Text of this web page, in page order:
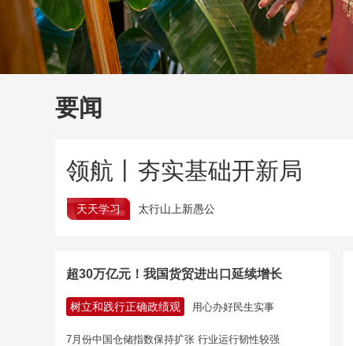
要闻
领航丨夯实基础开新局
天天学习 太行山上新愚公
超30万亿元！我国货贸进出口延续增长
树立和践行正确政绩观 用心办好民生实事
7月份中国仓储指数保持扩张 行业运行韧性较强